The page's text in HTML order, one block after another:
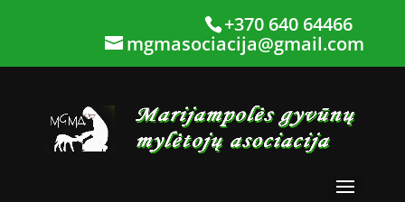
+370 640 64466
mgmasociacija@gmail.com